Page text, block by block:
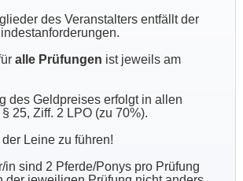
des Veranstalters entfällt der
alle Prüfungen ist jeweils am
des Geldpreises erfolgt in allen
25, Ziff. 2 LPO (zu 70%).
Leine zu führen!
in sind 2 Pferde/Ponys pro Prüfung